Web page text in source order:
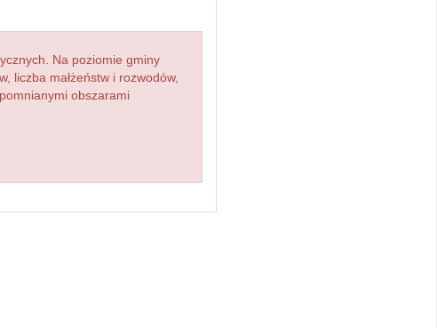
Na poziomie gminy
liczba małżeństw i rozwodów,
obszarami